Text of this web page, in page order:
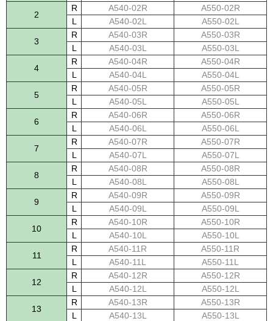
2
R A540-02R
A550-02R
L
A540-02L A550-02L
3
R A540-03R
A550-03R
L
A540-03L A550-03L
4
R A540-04R
A550-04R
L
A540-04L A550-04L
5
R A540-05R
A550-05R
L
A540-05L A550-05L
6
R A540-06R
A550-06R
L
A540-06L A550-06L
7
R A540-07R
A550-07R
L
A540-07L A550-07L
8
R A540-08R
A550-08R
L
A540-08L A550-08L
9
R A540-09R
A550-09R
L
A540-09L A550-09L
10
R A540-10R
A550-10R
L
A540-10L A550-10L
11
R A540-11R
A550-11R
L
A540-11L A550-11L
12
R A540-12R
A550-12R
L
A540-12L A550-12L
13
R A540-13R
A550-13R
L
A540-13L A550-13L